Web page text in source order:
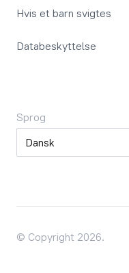
Hvis et barn svigtes
Databeskyttelse
Sprog
Sprog
© Copyright 2026.